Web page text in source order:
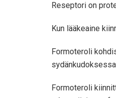
Reseptori on
Kun lääkeaine
Formoteroli
Formoteroli